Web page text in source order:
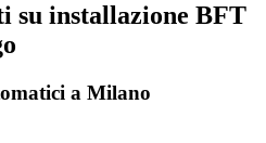
su installazione BFT
a Milano